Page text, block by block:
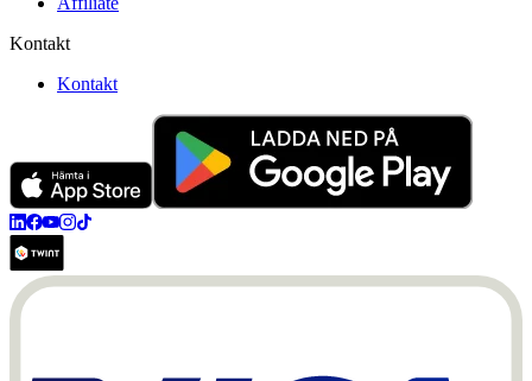
Kontakt
Kontakt